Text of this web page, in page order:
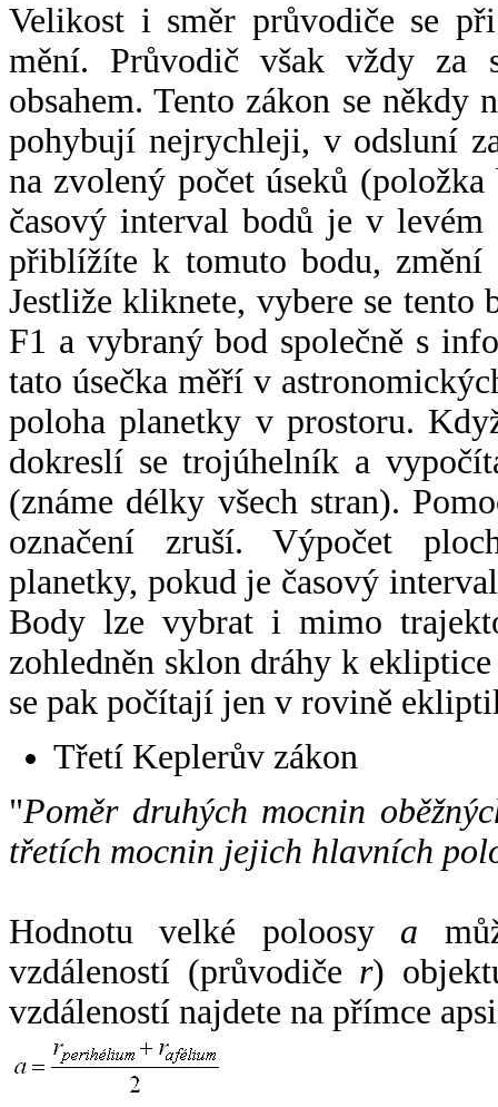
Velikost i směr průvodiče se
mění. Průvodič však vždy za
obsahem. Tento zákon se někdy
pohybují nejrychleji, v odsluní
na zvolený počet úseků
časový interval bodů je v
přiblížíte k tomuto bodu,
Jestliže kliknete, vybere se tento
F1 a vybraný bod společně s
tato úsečka měří v
poloha planetky v prostoru.
dokreslí se trojúhelník a
(známe délky všech stran).
označení zruší. Výpočet
planetky, pokud je časový
Body lze vybrat i mimo
zohledněn sklon dráhy k
se pak počítají jen v rovině
Třetí Keplerův zákon
"Poměr druhých mocnin
třetích mocnin jejich hlavních
Hodnotu velké poloosy a
vzdáleností (průvodiče r)
vzdáleností najdete na přímce